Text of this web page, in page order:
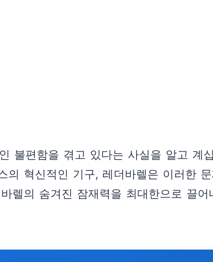
불편함을 겪고 있다는 사실을 알고 계
혁신적인 기구, 레더바렐은 이러한
렐의 숨겨진 잠재력을 최대한으로 끌